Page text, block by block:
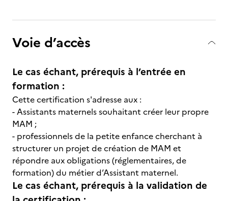
Voie d’accès
Le cas échant, prérequis à l’entrée en
formation :
Cette certification s'adresse aux :
- Assistants maternels souhaitant créer leur propre
MAM ;
- professionnels de la petite enfance cherchant à
structurer un projet de création de MAM et
répondre aux obligations (réglementaires, de
formation) du métier d’Assistant maternel.
Le cas échant, prérequis à la validation de